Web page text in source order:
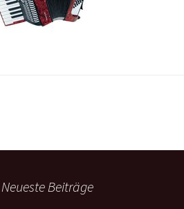
Neueste Beiträge